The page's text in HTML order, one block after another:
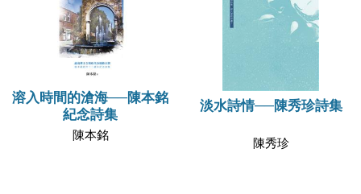
溶入時間的滄海──陳本銘
紀念詩集
陳本銘
淡水詩情──陳秀珍詩集
陳秀珍